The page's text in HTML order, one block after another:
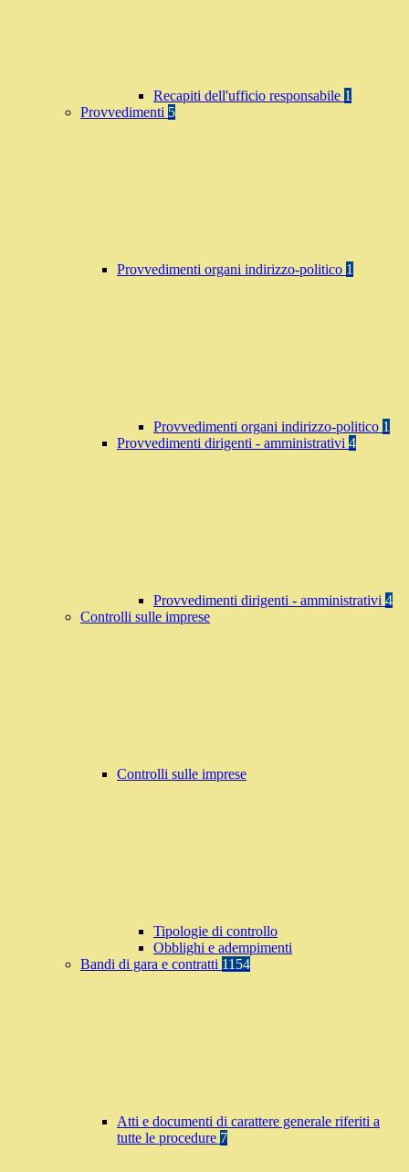
Recapiti dell'ufficio responsabile 1
Provvedimenti 5
Provvedimenti organi indirizzo-politico 1
Provvedimenti organi indirizzo-politico 1
Provvedimenti dirigenti - amministrativi 4
Provvedimenti dirigenti - amministrativi 4
Controlli sulle imprese
Controlli sulle imprese
Tipologie di controllo
Obblighi e adempimenti
Bandi di gara e contratti 1154
Atti e documenti di carattere generale riferiti a
tutte le procedure 7